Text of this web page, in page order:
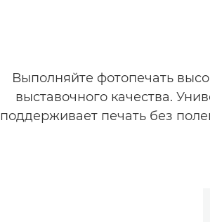
Выполняйте фотопечать
выставочного качества.
поддерживает печать без